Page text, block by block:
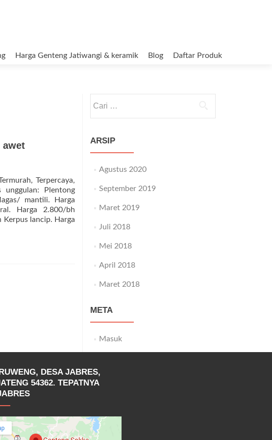
Harga Genteng Jatiwangi & keramik Blog Daftar Produk
awet
Terpercaya,
unggulan: Plentong
mantili. Harga
Harga 2.800/bh
lancip. Harga
ARSIP
Agustus 2020
September 2019
Maret 2019
Juli 2018
Mei 2018
April 2018
Maret 2018
META
Masuk
DESA JABRES,
54362. TEPATNYA